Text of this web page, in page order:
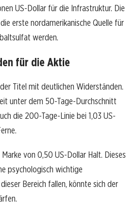
US-Dollar für die Infrastruktur. Die
erste nordamerikanische Quelle für
werden.
für die Aktie
Titel mit deutlichen Widerständen.
unter dem 50-Tage-Durchschnitt
die 200-Tage-Linie bei 1,03 US-
von 0,50 US-Dollar Halt. Dieses
psychologisch wichtige
Bereich fallen, könnte sich der